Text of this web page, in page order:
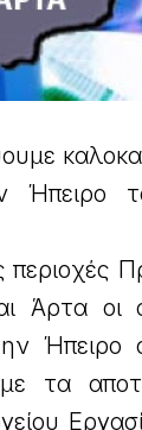
Ήπειρο
περιοχές
Άρτα οι
Ήπειρο
τα